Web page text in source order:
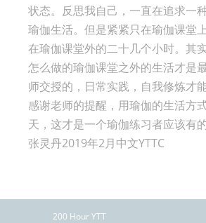
状态。反思我自己，一直在追求一
瑜伽生活。但是紧紧只在瑜伽课堂
在瑜伽课堂外的二十几个小时。其
怎么做的瑜伽课堂之外的生活才是
师交授的，日常实践，自我修炼才
感谢老师的提醒，用瑜伽的生活方
天，这才是一个瑜伽练习者应该有的
张灵丹2019年2月中文YTTC
200 Hour YTT